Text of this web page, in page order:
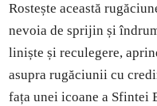
Rostește această
nevoia de sprijin și
liniște și reculegere,
asupra rugăciunii cu
fața unei icoane a Sfintei